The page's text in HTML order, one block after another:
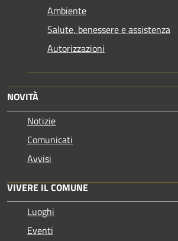
Ambiente
Salute, benessere e assistenza
Autorizzazioni
NOVITÀ
Notizie
Comunicati
Avvisi
VIVERE IL COMUNE
Luoghi
Eventi